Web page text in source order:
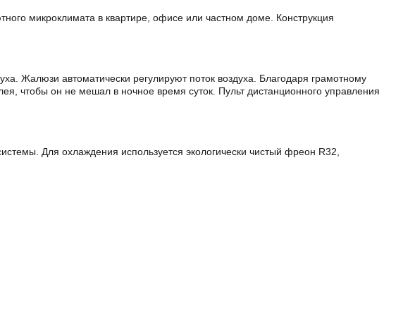
микроклимата в квартире, офисе или частном доме. Конструкция
Жалюзи автоматически регулируют поток воздуха. Благодаря грамотному
чтобы он не мешал в ночное время суток. Пульт дистанционного управления
Для охлаждения используется экологически чистый фреон R32,